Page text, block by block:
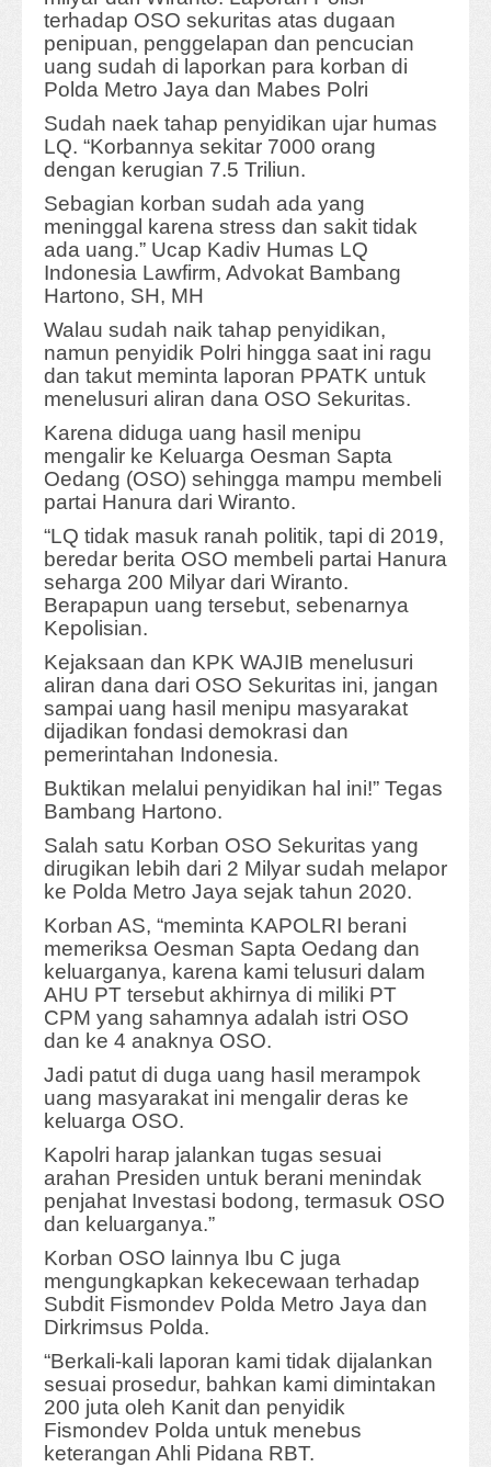
terhadap OSO sekuritas atas dugaan
penipuan, penggelapan dan pencucian
uang sudah di laporkan para korban di
Polda Metro Jaya dan Mabes Polri
Sudah naek tahap penyidikan ujar humas
LQ. “Korbannya sekitar 7000 orang
dengan kerugian 7.5 Triliun.
Sebagian korban sudah ada yang
meninggal karena stress dan sakit tidak
ada uang.” Ucap Kadiv Humas LQ
Indonesia Lawfirm, Advokat Bambang
Hartono, SH, MH
Walau sudah naik tahap penyidikan,
namun penyidik Polri hingga saat ini ragu
dan takut meminta laporan PPATK untuk
menelusuri aliran dana OSO Sekuritas.
Karena diduga uang hasil menipu
mengalir ke Keluarga Oesman Sapta
Oedang (OSO) sehingga mampu membeli
partai Hanura dari Wiranto.
“LQ tidak masuk ranah politik, tapi di 2019,
beredar berita OSO membeli partai Hanura
seharga 200 Milyar dari Wiranto.
Berapapun uang tersebut, sebenarnya
Kepolisian.
Kejaksaan dan KPK WAJIB menelusuri
aliran dana dari OSO Sekuritas ini, jangan
sampai uang hasil menipu masyarakat
dijadikan fondasi demokrasi dan
pemerintahan Indonesia.
Buktikan melalui penyidikan hal ini!” Tegas
Bambang Hartono.
Salah satu Korban OSO Sekuritas yang
dirugikan lebih dari 2 Milyar sudah melapor
ke Polda Metro Jaya sejak tahun 2020.
Korban AS, “meminta KAPOLRI berani
memeriksa Oesman Sapta Oedang dan
keluarganya, karena kami telusuri dalam
AHU PT tersebut akhirnya di miliki PT
CPM yang sahamnya adalah istri OSO
dan ke 4 anaknya OSO.
Jadi patut di duga uang hasil merampok
uang masyarakat ini mengalir deras ke
keluarga OSO.
Kapolri harap jalankan tugas sesuai
arahan Presiden untuk berani menindak
penjahat Investasi bodong, termasuk OSO
dan keluarganya.”
Korban OSO lainnya Ibu C juga
mengungkapkan kekecewaan terhadap
Subdit Fismondev Polda Metro Jaya dan
Dirkrimsus Polda.
“Berkali-kali laporan kami tidak dijalankan
sesuai prosedur, bahkan kami dimintakan
200 juta oleh Kanit dan penyidik
Fismondev Polda untuk menebus
keterangan Ahli Pidana RBT.